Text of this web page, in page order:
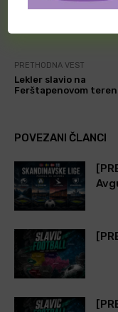
PRETHODNA VEST
Lekler slavio na
Ferštapenovom
POVEZANI ČLANCI